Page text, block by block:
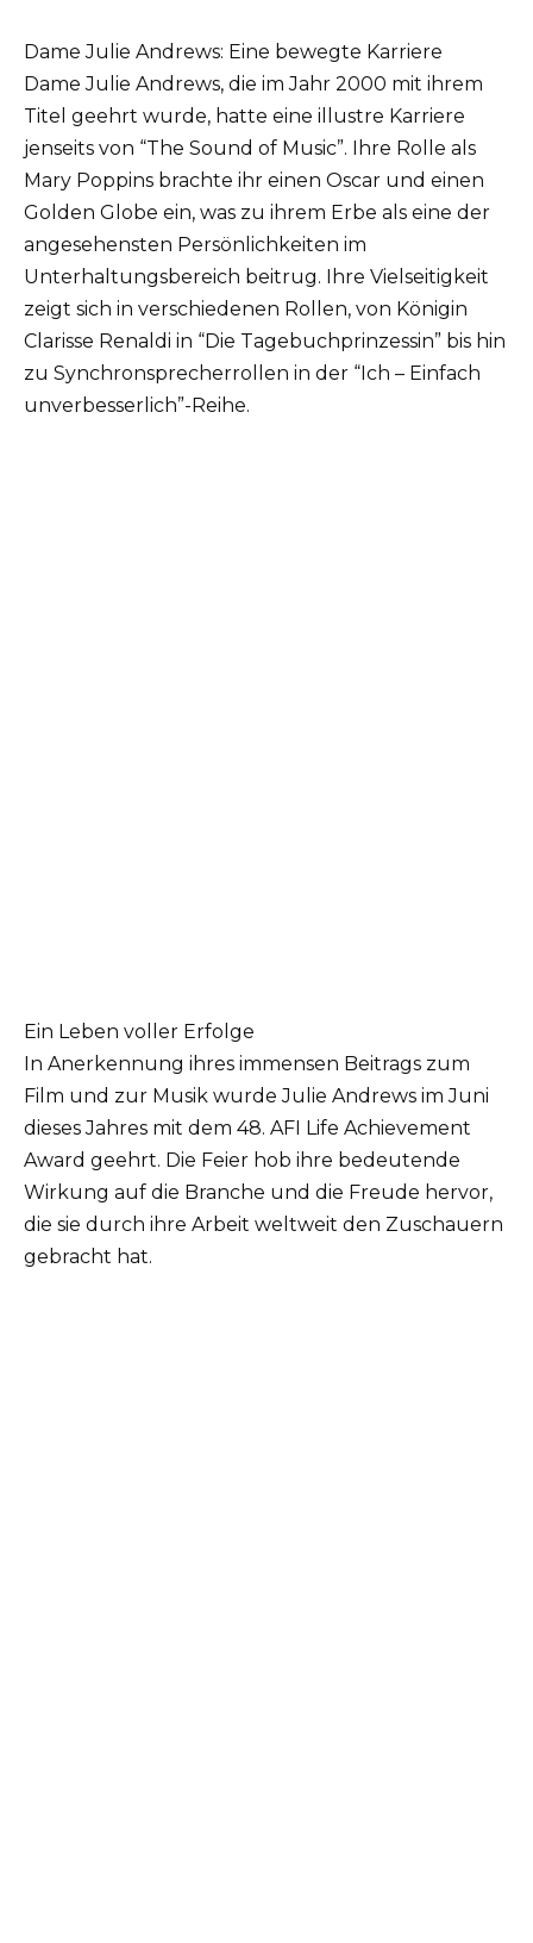
Dame Julie Andrews: Eine bewegte Karriere
Dame Julie Andrews, die im Jahr 2000 mit ihrem
Titel geehrt wurde, hatte eine illustre Karriere
jenseits von “The Sound of Music”. Ihre Rolle als
Mary Poppins brachte ihr einen Oscar und einen
Golden Globe ein, was zu ihrem Erbe als eine der
angesehensten Persönlichkeiten im
Unterhaltungsbereich beitrug. Ihre Vielseitigkeit
zeigt sich in verschiedenen Rollen, von Königin
Clarisse Renaldi in “Die Tagebuchprinzessin” bis hin
zu Synchronsprecherrollen in der “Ich – Einfach
unverbesserlich”-Reihe.
Ein Leben voller Erfolge
In Anerkennung ihres immensen Beitrags zum
Film und zur Musik wurde Julie Andrews im Juni
dieses Jahres mit dem 48. AFI Life Achievement
Award geehrt. Die Feier hob ihre bedeutende
Wirkung auf die Branche und die Freude hervor,
die sie durch ihre Arbeit weltweit den Zuschauern
gebracht hat.